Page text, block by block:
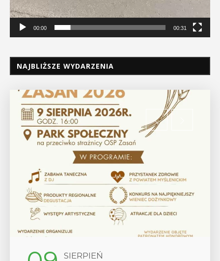
00:00 00:31
NAJBLIŻSZE WYDARZENIA
SIERPIEŃ